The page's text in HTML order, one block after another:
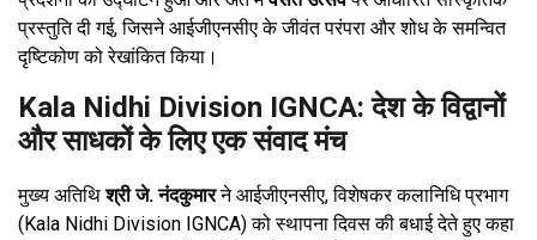
प्रस्तुति दी गई, जिसने आईजीएनसीए के जीवंत परंपरा और शोध के समन्वित
दृष्टिकोण को रेखांकित किया।
Kala Nidhi Division IGNCA: देश के विद्वानों
और साधकों के लिए एक संवाद मंच
मुख्य अतिथिश्री जे. नंदकुमारने आईजीएनसीए, विशेषकर कलानिधि प्रभाग
(Kala Nidhi Division IGNCA) को स्थापना दिवस की बधाई देते हुए कहा